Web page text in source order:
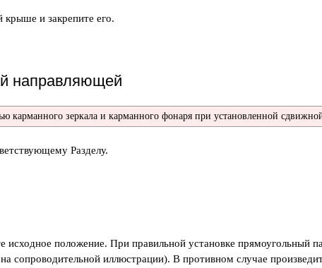
крыше и закрепите его.
направляющей
зеркала и карманного фонаря при установленной
Разделу.
исходное положение. При правильной установке прямоугольный
сопроводительной иллюстрации). В противном случае